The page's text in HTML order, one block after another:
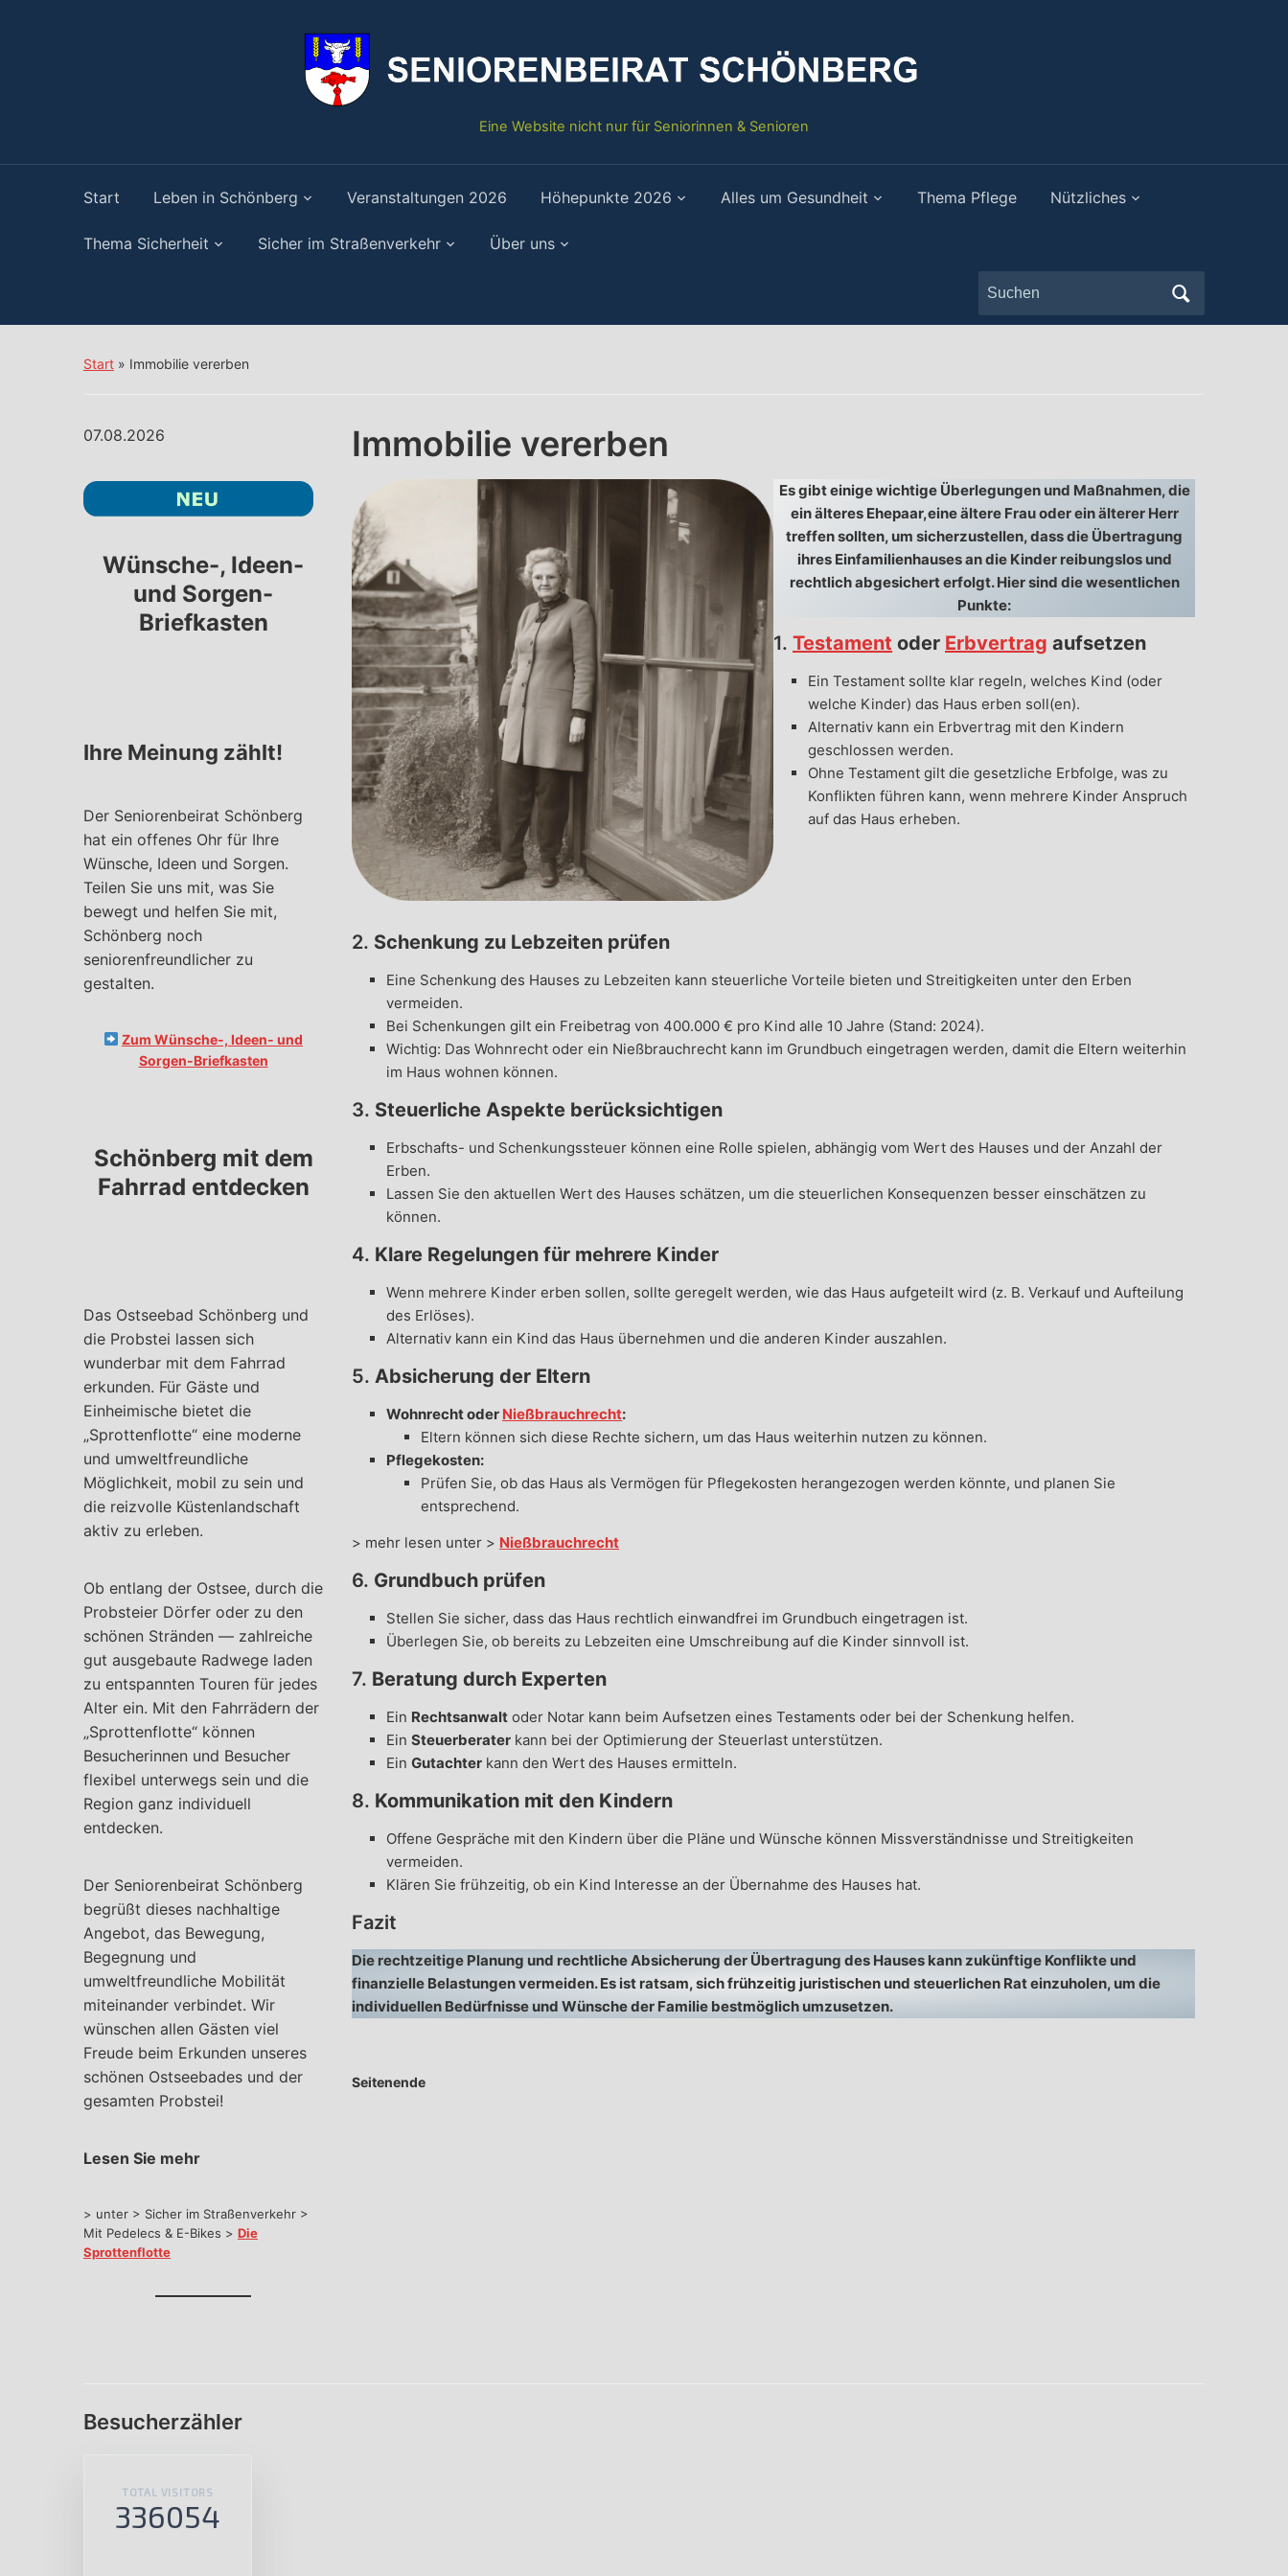
Eine Website nicht nur für Seniorinnen & Senioren
Start Leben in Schönberg Veranstaltungen 2026 Höhepunkte 2026 Alles um Gesundheit Thema Pflege Nützliches
Thema Sicherheit Sicher im Straßenverkehr Über uns
Search
for:
Start » Immobilie vererben
07.08.2026
Wünsche-, Ideen-
und Sorgen-
Briefkasten
Ihre Meinung zählt!
Der Seniorenbeirat Schönberg
hat ein offenes Ohr für Ihre
Wünsche, Ideen und Sorgen.
Teilen Sie uns mit, was Sie
bewegt und helfen Sie mit,
Schönberg noch
seniorenfreundlicher zu
gestalten.
Zum Wünsche-, Ideen- und
Sorgen-Briefkasten
Schönberg mit dem
Fahrrad entdecken
Das Ostseebad Schönberg und
die Probstei lassen sich
wunderbar mit dem Fahrrad
erkunden. Für Gäste und
Einheimische bietet die
„Sprottenflotte“ eine moderne
und umweltfreundliche
Möglichkeit, mobil zu sein und
die reizvolle Küstenlandschaft
aktiv zu erleben.
Ob entlang der Ostsee, durch die
Probsteier Dörfer oder zu den
schönen Stränden — zahlreiche
gut ausgebaute Radwege laden
zu entspannten Touren für jedes
Alter ein. Mit den Fahrrädern der
„Sprottenflotte“ können
Besucherinnen und Besucher
flexibel unterwegs sein und die
Region ganz individuell
entdecken.
Der Seniorenbeirat Schönberg
begrüßt dieses nachhaltige
Angebot, das Bewegung,
Begegnung und
umweltfreundliche Mobilität
miteinander verbindet. Wir
wünschen allen Gästen viel
Freude beim Erkunden unseres
schönen Ostseebades und der
gesamten Probstei!
Lesen Sie mehr
> unter > Sicher im Straßenverkehr >
Mit Pedelecs & E-Bikes > Die
Sprottenflotte
Immobilie vererben
Es gibt einige wichtige Überlegungen und Maßnahmen, die
ein älteres Ehepaar,eine ältere Frau oder ein älterer Herr
treffen sollten, um sicherzustellen, dass die Übertragung
ihres Einfamilienhauses an die Kinder reibungslos und
rechtlich abgesichert erfolgt. Hier sind die wesentlichen
Punkte:
1. Testament oder Erbvertrag aufsetzen
Ein Testament sollte klar regeln, welches Kind (oder
welche Kinder) das Haus erben soll(en).
Alternativ kann ein Erbvertrag mit den Kindern
geschlossen werden.
Ohne Testament gilt die gesetzliche Erbfolge, was zu
Konflikten führen kann, wenn mehrere Kinder Anspruch
auf das Haus erheben.
2. Schenkung zu Lebzeiten prüfen
Eine Schenkung des Hauses zu Lebzeiten kann steuerliche Vorteile bieten und Streitigkeiten unter den Erben
vermeiden.
Bei Schenkungen gilt ein Freibetrag von 400.000 € pro Kind alle 10 Jahre (Stand: 2024).
Wichtig: Das Wohnrecht oder ein Nießbrauchrecht kann im Grundbuch eingetragen werden, damit die Eltern weiterhin
im Haus wohnen können.
3. Steuerliche Aspekte berücksichtigen
Erbschafts- und Schenkungssteuer können eine Rolle spielen, abhängig vom Wert des Hauses und der Anzahl der
Erben.
Lassen Sie den aktuellen Wert des Hauses schätzen, um die steuerlichen Konsequenzen besser einschätzen zu
können.
4. Klare Regelungen für mehrere Kinder
Wenn mehrere Kinder erben sollen, sollte geregelt werden, wie das Haus aufgeteilt wird (z. B. Verkauf und Aufteilung
des Erlöses).
Alternativ kann ein Kind das Haus übernehmen und die anderen Kinder auszahlen.
5. Absicherung der Eltern
Wohnrecht oder Nießbrauchrecht:
Eltern können sich diese Rechte sichern, um das Haus weiterhin nutzen zu können.
Pflegekosten:
Prüfen Sie, ob das Haus als Vermögen für Pflegekosten herangezogen werden könnte, und planen Sie
entsprechend.
> mehr lesen unter > Nießbrauchrecht
6. Grundbuch prüfen
Stellen Sie sicher, dass das Haus rechtlich einwandfrei im Grundbuch eingetragen ist.
Überlegen Sie, ob bereits zu Lebzeiten eine Umschreibung auf die Kinder sinnvoll ist.
7. Beratung durch Experten
Ein Rechtsanwalt oder Notar kann beim Aufsetzen eines Testaments oder bei der Schenkung helfen.
Ein Steuerberater kann bei der Optimierung der Steuerlast unterstützen.
Ein Gutachter kann den Wert des Hauses ermitteln.
8. Kommunikation mit den Kindern
Offene Gespräche mit den Kindern über die Pläne und Wünsche können Missverständnisse und Streitigkeiten
vermeiden.
Klären Sie frühzeitig, ob ein Kind Interesse an der Übernahme des Hauses hat.
Fazit
Die rechtzeitige Planung und rechtliche Absicherung der Übertragung des Hauses kann zukünftige Konflikte und
finanzielle Belastungen vermeiden. Es ist ratsam, sich frühzeitig juristischen und steuerlichen Rat einzuholen, um die
individuellen Bedürfnisse und Wünsche der Familie bestmöglich umzusetzen.
Seitenende
Besucherzähler
TOTAL VISITORS
336054